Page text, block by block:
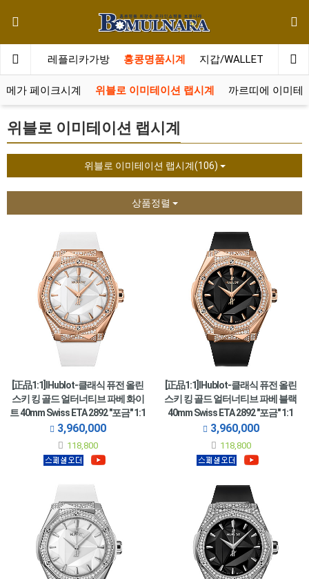
메인 레플리카가방 홍콩명품시계 지갑/WALLET 레플
메가 페이크시계 위블로 이미테이션 랩시계 까르띠에 이미테
위블로 이미테이션 랩시계
위블로 이미테이션 랩시계(106)
상품정렬
[正品1:1]IHublot-클래식 퓨전 올린
스키 킹 골드 얼터너티브 파베 화이
트 40mm Swiss ETA 2892 "포금" 1:1
Best Edition -
550.OS.2200.RW.1804.ORL20
3,960,000
118,800
[正品1:1]IHublot-클래식 퓨전 올린
스키 킹 골드 얼터너티브 파베 블랙
40mm Swiss ETA 2892 "포금" 1:1
Best Edition -
550.OS.1800.RX.1804.ORL19
3,960,000
118,800